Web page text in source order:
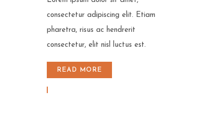
consectetur adipiscing elit. Etiam
pharetra, risus ac hendrerit
consectetur, elit nisl luctus est.
READ MORE